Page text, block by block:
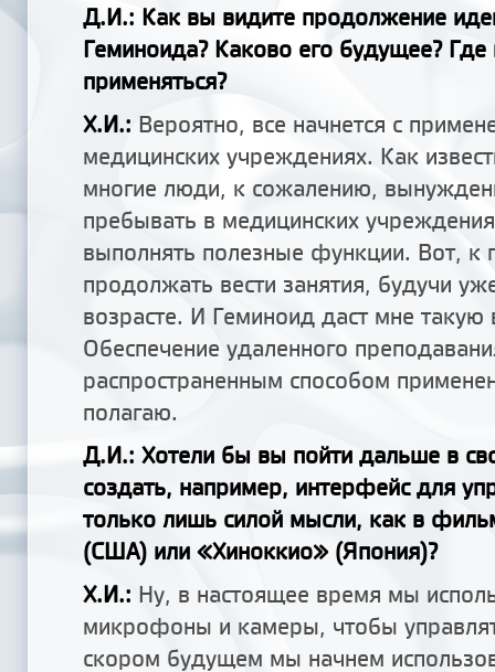
Д.И.: Как вы видите продолжение
Геминоида? Каково его будущее?
применяться?
Х.И.: Вероятно, все начнется с
медицинских учреждениях. Как
многие люди, к сожалению,
пребывать в медицинских
выполнять полезные функции. Вот, к
продолжать вести занятия, будучи
возрасте. И Геминоид даст мне
Обеспечение удаленного
распространенным способом
полагаю.
Д.И.: Хотели бы вы пойти дальше в
создать, например, интерфейс для
только лишь силой мысли, как в
(США) или «Хиноккио» (Япония)?
Х.И.: Ну, в настоящее время мы
микрофоны и камеры, чтобы
скором будущем мы начнем